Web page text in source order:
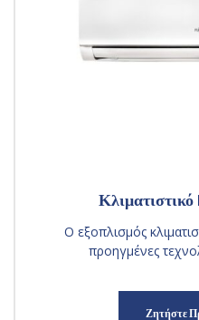
Ο εξοπλισμός
προηγμένες
Ζητήστε